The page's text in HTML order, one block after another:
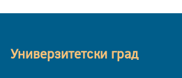
Универзитетски град